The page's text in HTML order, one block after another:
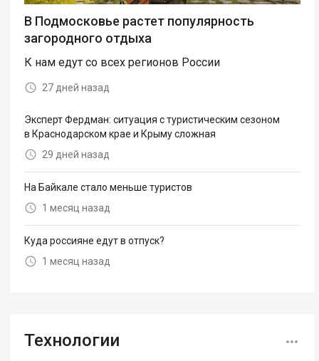
В Подмосковье растет популярность
загородного отдыха
К нам едут со всех регионов России
27 дней назад
Эксперт Фердман: ситуация с туристическим сезоном
в Краснодарском крае и Крыму сложная
29 дней назад
На Байкале стало меньше туристов
1 месяц назад
Куда россияне едут в отпуск?
1 месяц назад
Технологии